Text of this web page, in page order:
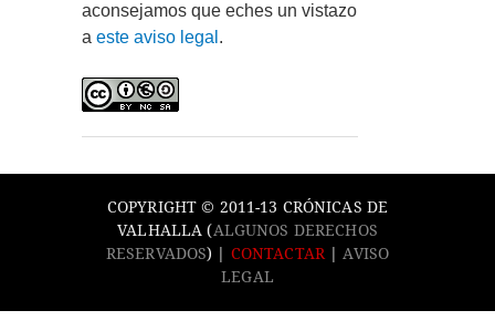
aconsejamos que eches un vistazo
a este aviso legal .
COPYRIGHT © 2011-13 CRÓNICAS DE
VALHALLA (ALGUNOS DERECHOS
RESERVADOS) | CONTACTAR|AVISO
LEGAL